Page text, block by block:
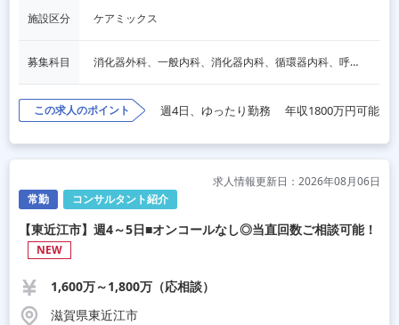
施設区分 ケアミックス
募集科目 消化器外科、一般内科、消化器内科、循環器内科、呼吸器内科、血液内科、脳神経内科、内分泌内科、老人内科、一般外科、その他
この求人のポイント 週4日、ゆったり勤務 年収1800万円可能
常勤 コンサルタント紹介
求人情報更新日：2026年08月06日
【東近江市】週4～5日■オンコールなし◎当直回数ご相談可能！
NEW
1,600万～1,800万（応相談）
滋賀県東近江市